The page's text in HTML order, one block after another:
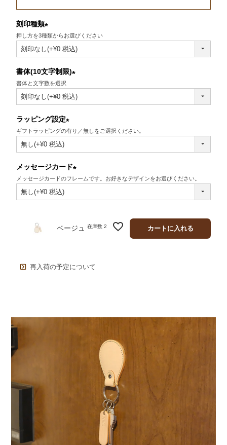
刻印種類
(必
須)
押し方を3種類からお選びください
書体(10文字制限)
(必
須)
書体と文字数を選択
ラッピング設定
(必
ギフトラッピングの有り／無しをご選択ください。
メッセージカード
(必
メッセージカードのフレームです。お好きなデザインをお選びください。
ベージュ 在庫数 2 カートに入れる
再入荷の予定について